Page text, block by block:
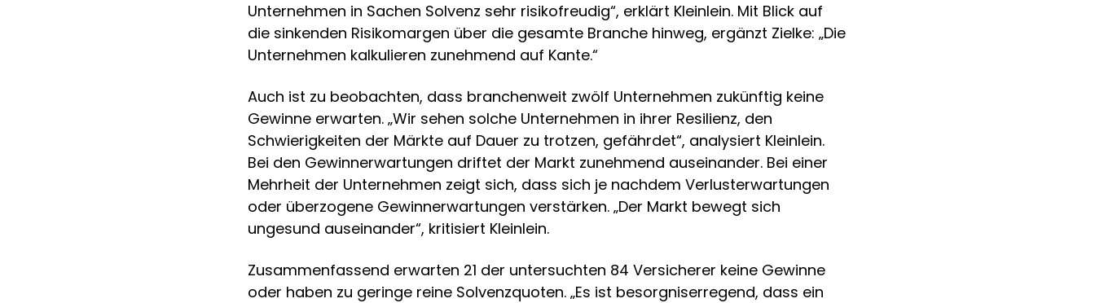
Unternehmen in Sachen Solvenz sehr risikofreudig“, erklärt Kleinlein. Mit Blick auf
die sinkenden Risikomargen über die gesamte Branche hinweg, ergänzt Zielke: „Die
Unternehmen kalkulieren zunehmend auf Kante.“
Auch ist zu beobachten, dass branchenweit zwölf Unternehmen zukünftig keine
Gewinne erwarten. „Wir sehen solche Unternehmen in ihrer Resilienz, den
Schwierigkeiten der Märkte auf Dauer zu trotzen, gefährdet“, analysiert Kleinlein.
Bei den Gewinnerwartungen driftet der Markt zunehmend auseinander. Bei einer
Mehrheit der Unternehmen zeigt sich, dass sich je nachdem Verlusterwartungen
oder überzogene Gewinnerwartungen verstärken. „Der Markt bewegt sich
ungesund auseinander“, kritisiert Kleinlein.
Zusammenfassend erwarten 21 der untersuchten 84 Versicherer keine Gewinne
oder haben zu geringe reine Solvenzquoten. „Es ist besorgniserregend, dass ein